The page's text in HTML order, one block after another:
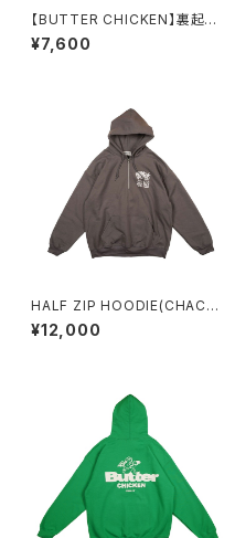
【BUTTER CHICKEN】裏起毛
パーカー（ORANGE）
¥7,600
HALF ZIP HOODIE(CHACO
AL GRAY)
¥12,000